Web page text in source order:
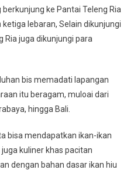
ke Pantai Teleng Ria
lebaran, Selain dikunjungi
Ria juga dikunjungi para
bis memadati lapangan
itu beragam, muloai dari
hingga Bali.
bisa mendapatkan ikan-ikan
kuliner khas pacitan
dengan bahan dasar ikan hiu